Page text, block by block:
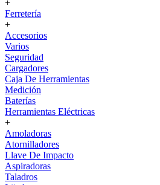
+
Ferretería
+
Accesorios
Varios
Seguridad
Cargadores
Caja De Herramientas
Medición
Baterías
Herramientas Eléctricas
+
Amoladoras
Atornilladores
Llave De Impacto
Aspiradoras
Taladros